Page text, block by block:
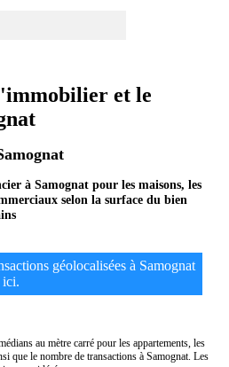
et le
à Samognat pour les maisons, les
selon la surface du bien
géolocalisées à Samognat
ici.
au mètre carré pour les appartements, les
que le nombre de transactions à Samognat. Les